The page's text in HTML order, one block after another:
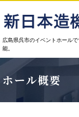
広島県呉市のイベントホール
能。
ホール概要